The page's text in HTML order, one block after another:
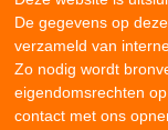
De gegevens op
verzameld van
Zo nodig wordt
eigendomsrechten
contact met ons